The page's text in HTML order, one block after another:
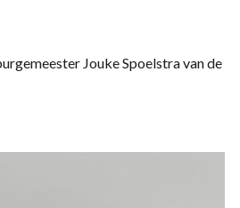
Jouke Spoelstra van de